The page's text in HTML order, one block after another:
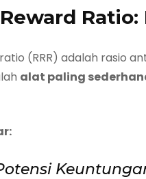
(RRR) adalah rasio
alat paling